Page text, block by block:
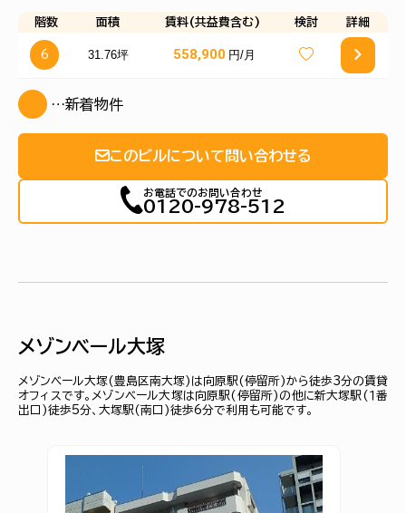
階数 面積 賃料(共益費含む) 検討 詳細
6 31.76坪 558,900 円/月
…新着物件
このビルについて問い合わせる
お電話でのお問い合わせ
0120-978-512
メゾンベール大塚
メゾンベール大塚(豊島区南大塚)は向原駅(停留所)から徒歩3分の賃貸
オフィスです。メゾンベール大塚は向原駅(停留所)の他に新大塚駅(１番
出口)徒歩5分、大塚駅(南口)徒歩6分で利用も可能です。